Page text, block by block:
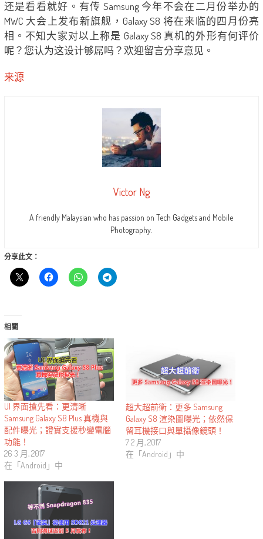
还是看看就好。有传 Samsung 今年不会在二月份举办的
MWC 大会上发布新旗舰，Galaxy S8 将在来临的四月份亮
相。不知大家对以上称是 Galaxy S8 真机的外形有何评价
呢？您认为这设计够屌吗？欢迎留言分享意见。
来源
Victor Ng
A friendly Malaysian who has passion on Tech Gadgets and Mobile
Photography.
分享此文：
相關
UI 界面搶先看：更清晰
Samsung Galaxy S8 Plus 真機與
配件曝光；證實支援秒變電腦
功能！
26 3 月, 2017
在「Android」中
超大超前衛：更多 Samsung
Galaxy S8 渲染圖曝光；依然保
留耳機接口與單攝像鏡頭！
7 2 月, 2017
在「Android」中